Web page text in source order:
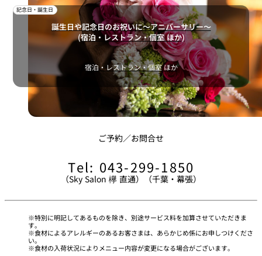
記念日・誕生日
誕生日や記念日のお祝いに～アニバーサリー～
(宿泊・レストラン・個室 ほか)
宿泊・レストラン・個室 ほか
ご予約／お問合せ
Tel: 043-299-1850
（Sky Salon 欅 直通）（千葉・幕張）
特別に明記してあるものを除き、別途サービス料を加算させていただきま
す。
食材によるアレルギーのあるお客さまは、あらかじめ係にお申しつけくださ
い。
食材の入荷状況によりメニュー内容が変更になる場合がございます。